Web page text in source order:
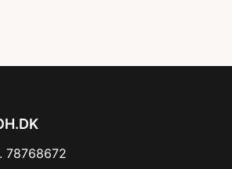
78768672